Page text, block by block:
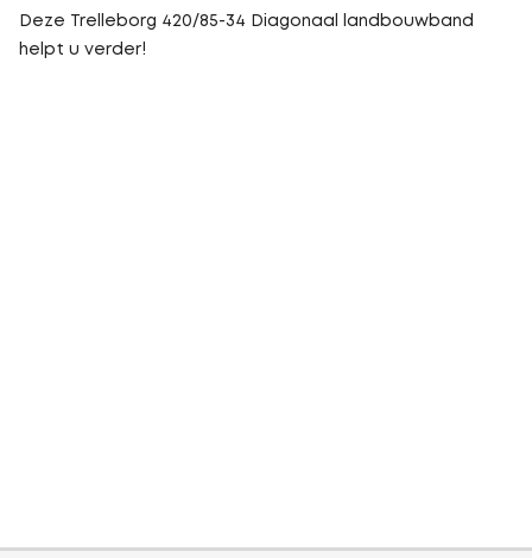
Deze Trelleborg 420/85-34 Diagonaal landbouwband
helpt u verder!